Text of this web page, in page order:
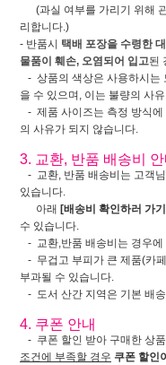
(과실 여부를 가리기 위해
리합니다.)
- 반품시 택배 포장을 수령한
물품이 훼손, 오염되어 입고된
- 상품의 색상은 사용하시는
을 수 있으며, 이는 불량의 사
- 제품 사이즈는 측정 방식에
의 사유가 되지 않습니다.
3. 교환, 반품 배송비 안
- 교환, 반품 배송비는 고객
있습니다.
아래 [배송비 확인하러 가
수 있습니다.
- 교환,반품 배송비는 경우
- 무겁고 부피가 큰 제품(카
부과될 수 있습니다.
- 도서 산간 지역은 기본 배
4. 쿠폰 안내
- 쿠폰 할인 받아 구매한 상
조건에 부족할 경우 쿠폰 할인